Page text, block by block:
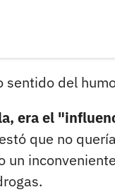
sentido del
era el
que no
un